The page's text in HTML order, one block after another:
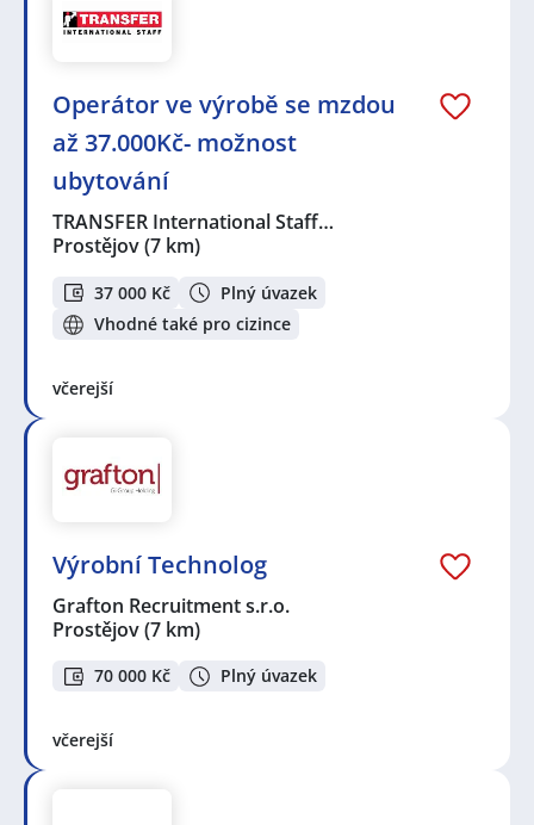
Operátor ve výrobě se mzdou
až 37.000Kč- možnost
ubytování
TRANSFER International Staff…
Prostějov(7 km)
37 000 Kč
Plný úvazek
Vhodné také pro cizince
včerejší
Výrobní Technolog
Grafton Recruitment s.r.o.
Prostějov(7 km)
70 000 Kč Plný úvazek
včerejší